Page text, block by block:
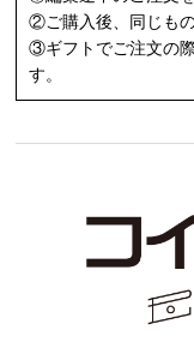
②ご購入後、同じも
③ギフトでご注文の
す。